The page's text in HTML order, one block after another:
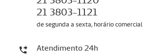
21 3803-1121
de segunda a sexta, horário comercial
Atendimento 24h